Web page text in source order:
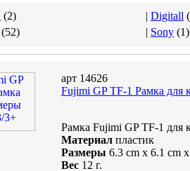
(2) | Digitall (
(52) | Sony (1)
арт 14626
Fujimi GP TF-1 Рамка для
Рамка Fujimi GP TF-1 для
Материал пластик
Размеры 6.3 cm x 6.1 cm
Вес 12 г.